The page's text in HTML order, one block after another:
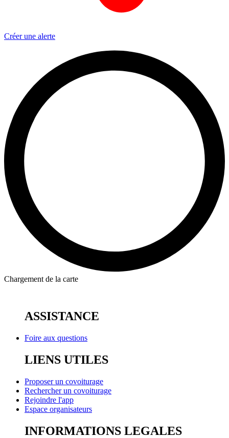
Créer une alerte
Chargement de la carte
ASSISTANCE
Foire aux questions
LIENS UTILES
Proposer un covoiturage
Rechercher un covoiturage
Rejoindre l'app
Espace organisateurs
INFORMATIONS LEGALES